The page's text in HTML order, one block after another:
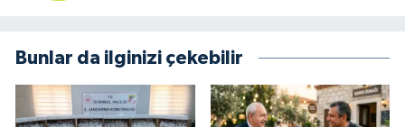
Bunlar da ilginizi çekebilir